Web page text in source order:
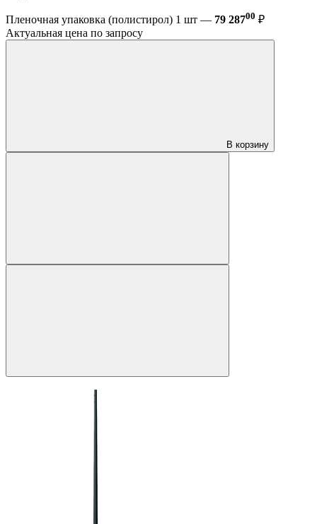
Пленочная упаковка (полистирол) 1 шт — 79 28700 ₽
Актуальная цена по запросу
В корзину